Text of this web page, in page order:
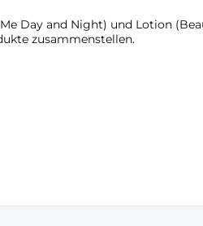
Day and Night) und Lotion
zusammenstellen.